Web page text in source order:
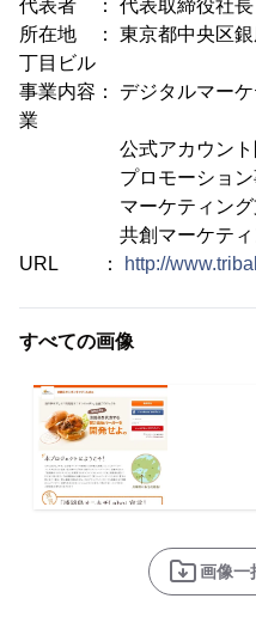
代表者 ： 代表取締役社
所在地 ： 東京都中央区銀
丁目ビル
事業内容： デジタルマー
業
公式アカウント開
プロモーション
マーケティング支援
共創マーケティン
URL ：
http://
すべての画像
画像一